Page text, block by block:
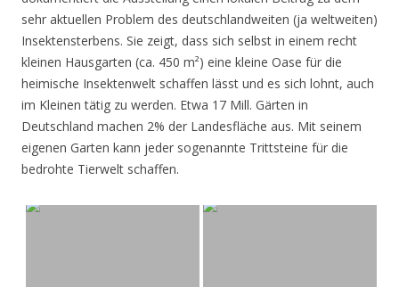
sehr aktuellen Problem des deutschlandweiten (ja weltweiten)
Insektensterbens. Sie zeigt, dass sich selbst in einem recht
kleinen Hausgarten (ca. 450 m²) eine kleine Oase für die
heimische Insektenwelt schaffen lässt und es sich lohnt, auch
im Kleinen tätig zu werden. Etwa 17 Mill. Gärten in
Deutschland machen 2% der Landesfläche aus. Mit seinem
eigenen Garten kann jeder sogenannte Trittsteine für die
bedrohte Tierwelt schaffen.